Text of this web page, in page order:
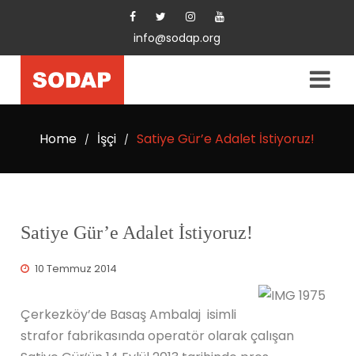
info@sodap.org
Home / İşçi / Satiye Gür’e Adalet İstiyoruz!
Satiye Gür’e Adalet İstiyoruz!
10 Temmuz 2014
Çerkezköy’de Basaş Ambalaj isimli
strafor fabrikasında operatör olarak çalışan